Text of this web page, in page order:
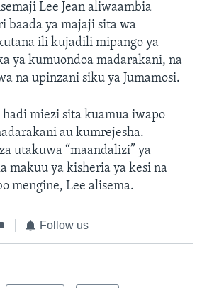
Lee Jean aliwaambia
baada ya majaji sita wa
ili kujadili mipango ya
ya kumuondoa madarakani, na
na upinzani siku ya Jumamosi.
miezi sita kuamua iwapo
au kumrejesha.
utakuwa “maandalizi” ya
makuu ya kisheria ya kesi na
mengine, Lee alisema.
Follow us